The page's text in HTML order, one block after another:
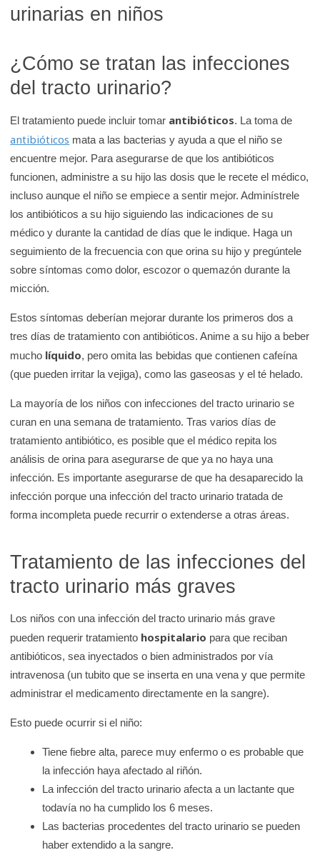
urinarias en niños
¿Cómo se tratan las infecciones
del tracto urinario?
El tratamiento puede incluir tomar antibióticos. La toma de
antibióticos mata a las bacterias y ayuda a que el niño se
encuentre mejor. Para asegurarse de que los antibióticos
funcionen, administre a su hijo las dosis que le recete el médico,
incluso aunque el niño se empiece a sentir mejor. Adminístrele
los antibióticos a su hijo siguiendo las indicaciones de su
médico y durante la cantidad de días que le indique. Haga un
seguimiento de la frecuencia con que orina su hijo y pregúntele
sobre síntomas como dolor, escozor o quemazón durante la
micción.
Estos síntomas deberían mejorar durante los primeros dos a
tres días de tratamiento con antibióticos. Anime a su hijo a beber
mucho líquido, pero omita las bebidas que contienen cafeína
(que pueden irritar la vejiga), como las gaseosas y el té helado.
La mayoría de los niños con infecciones del tracto urinario se
curan en una semana de tratamiento. Tras varios días de
tratamiento antibiótico, es posible que el médico repita los
análisis de orina para asegurarse de que ya no haya una
infección. Es importante asegurarse de que ha desaparecido la
infección porque una infección del tracto urinario tratada de
forma incompleta puede recurrir o extenderse a otras áreas.
Tratamiento de las infecciones del
tracto urinario más graves
Los niños con una infección del tracto urinario más grave
pueden requerir tratamiento hospitalario para que reciban
antibióticos, sea inyectados o bien administrados por vía
intravenosa (un tubito que se inserta en una vena y que permite
administrar el medicamento directamente en la sangre).
Esto puede ocurrir si el niño:
Tiene fiebre alta, parece muy enfermo o es probable que
la infección haya afectado al riñón.
La infección del tracto urinario afecta a un lactante que
todavía no ha cumplido los 6 meses.
Las bacterias procedentes del tracto urinario se pueden
haber extendido a la sangre.